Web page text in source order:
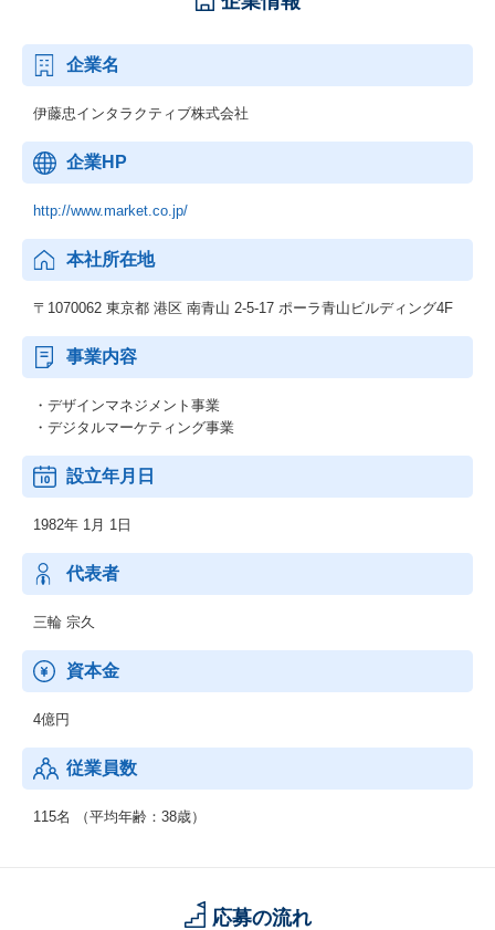
企業名
伊藤忠インタラクティブ株式会社
企業HP
http://www.market.co.jp/
本社所在地
〒1070062 東京都 港区 南青山 2-5-17 ポーラ青山ビルディング4F
事業内容
・デザインマネジメント事業
・デジタルマーケティング事業
設立年月日
1982年 1月 1日
代表者
三輪 宗久
資本金
4億円
従業員数
115名 （平均年齢：38歳）
応募の流れ